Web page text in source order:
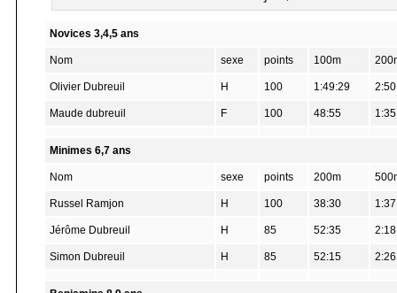
Novices 3,4,5 ans
Nom sexe points 100m
Olivier Dubreuil H 100 1:49:29
Maude dubreuil F 100 48:55
Minimes 6,7 ans
Nom sexe points 200m
Russel Ramjon H 100 38:30
Jérôme Dubreuil H 85 52:35
Simon Dubreuil H 85 52:15